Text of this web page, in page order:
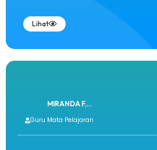
Lihat
MIRANDA F,...
Guru Mata Pelajaran